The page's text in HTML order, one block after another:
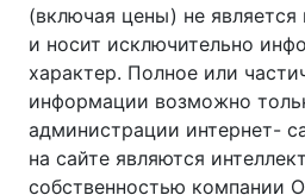
(включая цены) не
и носит исключительно
характер. Полное или
информации возможно
администрации интернет-
на сайте являются
собственностью компании